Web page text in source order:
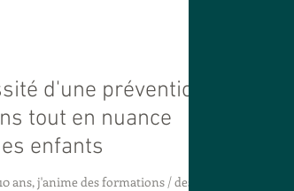
d'une prévention
tout en nuance
enfants
ans, j'anime des formations / des